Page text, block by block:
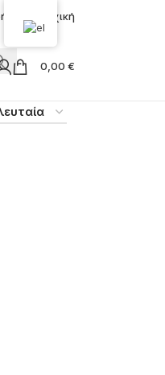
στην Αρχική
0,00 €